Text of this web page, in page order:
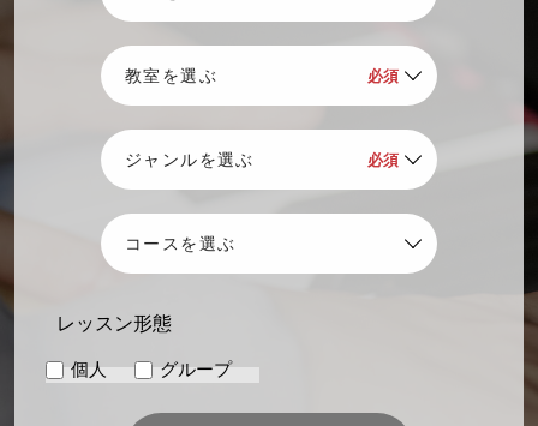
レッスン形態
個人 グループ